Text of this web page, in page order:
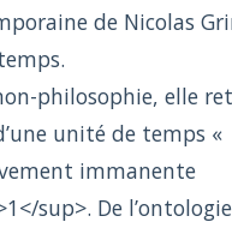
de Nicolas
philosophie, elle
unité de temps «
immanente
sup>. De